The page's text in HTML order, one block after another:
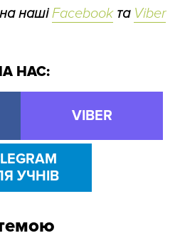
нашіFacebookта Viber
НАС:
VIBER
УЧНІВ